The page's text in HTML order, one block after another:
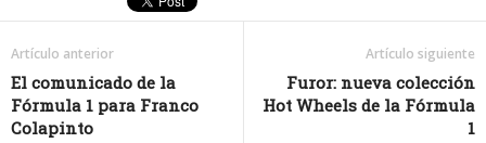
Artículo anterior
El comunicado de la
Fórmula 1 para Franco
Colapinto
Artículo siguiente
Furor: nueva colección
Hot Wheels de la Fórmula
1